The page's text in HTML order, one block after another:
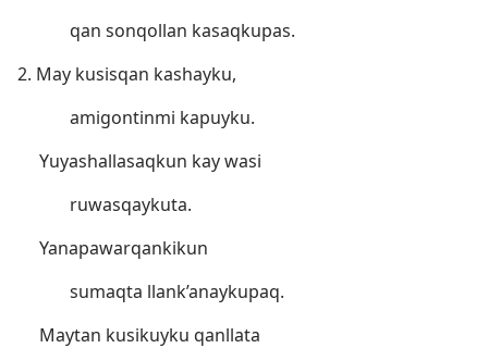
qan sonqollan kasaqkupas.
2. May kusisqan kashayku,
amigontinmi kapuyku.
Yuyashallasaqkun kay wasi
ruwasqaykuta.
Yanapawarqankikun
sumaqta llank’anaykupaq.
Maytan kusikuyku qanllata